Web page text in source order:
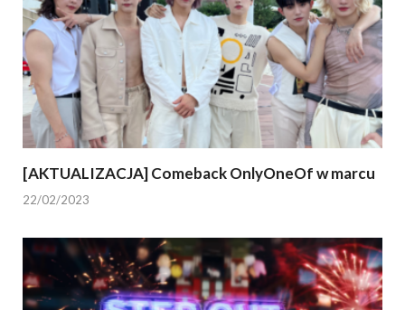
[AKTUALIZACJA] Comeback OnlyOneOf w marcu
22/02/2023